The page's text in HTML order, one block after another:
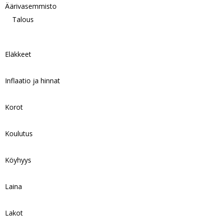
Äärivasemmisto
Talous
Eläkkeet
Inflaatio ja hinnat
Korot
Koulutus
Köyhyys
Laina
Lakot